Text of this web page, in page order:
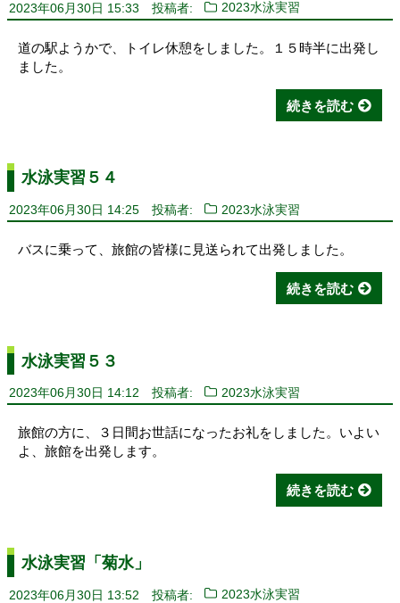
2023年06月30日 15:33 投稿者: 2023水泳実習
道の駅ようかで、トイレ休憩をしました。１５時半に出発し
ました。
続きを読む
水泳実習５４
2023年06月30日 14:25 投稿者: 2023水泳実習
バスに乗って、旅館の皆様に見送られて出発しました。
続きを読む
水泳実習５３
2023年06月30日 14:12 投稿者: 2023水泳実習
旅館の方に、３日間お世話になったお礼をしました。いよい
よ、旅館を出発します。
続きを読む
水泳実習「菊水」
2023年06月30日 13:52 投稿者: 2023水泳実習